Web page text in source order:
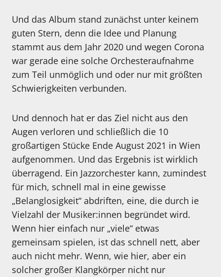
Und das Album stand zunächst unter keinem
guten Stern, denn die Idee und Planung
stammt aus dem Jahr 2020 und wegen Corona
war gerade eine solche Orchesteraufnahme
zum Teil unmöglich und oder nur mit größten
Schwierigkeiten verbunden.
Und dennoch hat er das Ziel nicht aus den
Augen verloren und schließlich die 10
großartigen Stücke Ende August 2021 in Wien
aufgenommen. Und das Ergebnis ist wirklich
überragend. Ein Jazzorchester kann, zumindest
für mich, schnell mal in eine gewisse
„Belanglosigkeit“ abdriften, eine, die durch ie
Vielzahl der Musiker:innen begründet wird.
Wenn hier einfach nur „viele“ etwas
gemeinsam spielen, ist das schnell nett, aber
auch nicht mehr. Wenn, wie hier, aber ein
solcher großer Klangkörper nicht nur